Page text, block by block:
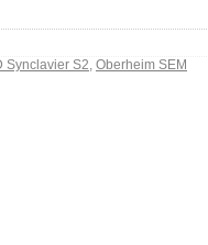
Synclavier S2 Oberheim SEM